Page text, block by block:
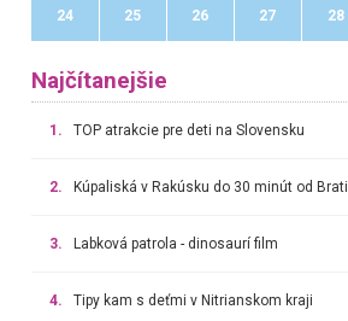
24 25 26 27 28
Najčítanejšie
1. TOP atrakcie pre deti na Slovensku
2. Kúpaliská v Rakúsku do 30 minút od
3. Labková patrola - dinosaurí film
4. Tipy kam s deťmi v Nitrianskom kraji